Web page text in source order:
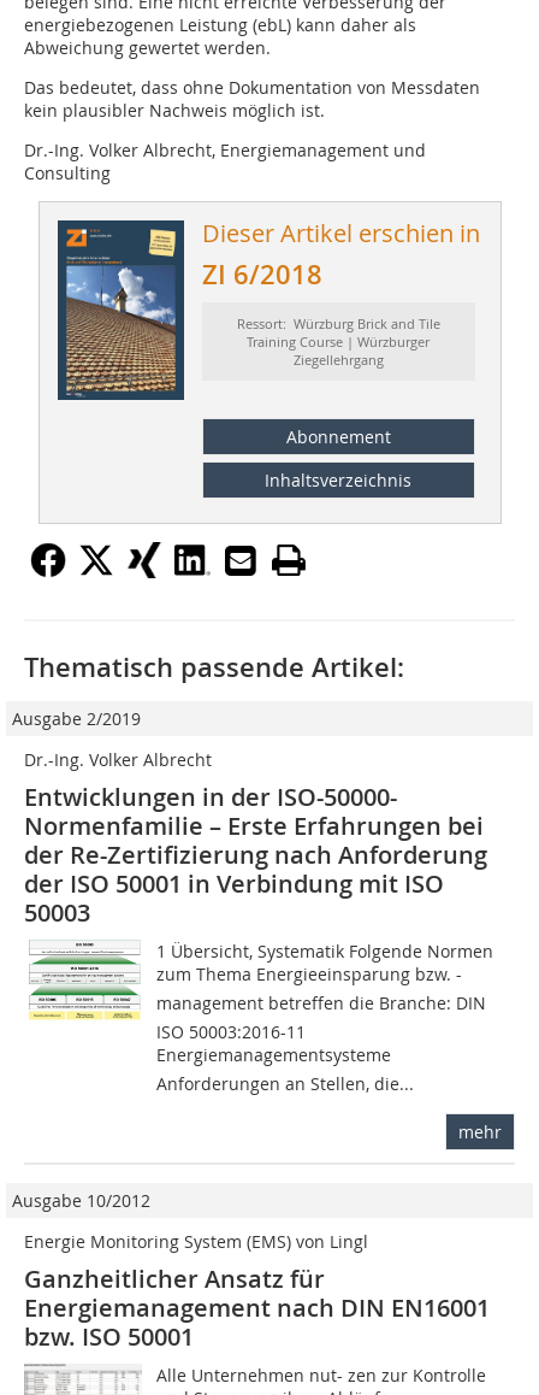
energiebezogenen Leistung (ebL) kann daher als
Abweichung gewertet werden.
Das bedeutet, dass ohne Dokumentation von Messdaten
kein plausibler Nachweis möglich ist.
Dr.-Ing. Volker Albrecht, Energiemanagement und
Consulting
Dieser Artikel erschien in
ZI 6/2018
Ressort: Würzburg Brick and Tile
Training Course | Würzburger
Ziegellehrgang
Abonnement
Inhaltsverzeichnis
Thematisch passende Artikel:
Ausgabe 2/2019
Dr.-Ing. Volker Albrecht
Entwicklungen in der ISO-50000-
Normenfamilie – Erste Erfahrungen bei
der Re-Zertiﬁzierung nach Anforderung
der ISO 50001 in Verbindung mit ISO
50003
1 Übersicht, Systematik Folgende Normen
zum Thema Energieeinsparung bzw. -
management betreffen die Branche: DIN
ISO 50003:2016-11
Energiemanagementsysteme 
Anforderungen an Stellen, die...
mehr
Ausgabe 10/2012
Energie Monitoring System (EMS) von Lingl
Ganzheitlicher Ansatz für
Energiemanagement nach DIN EN16001
bzw. ISO 50001
Alle Unternehmen nut- zen zur Kontrolle